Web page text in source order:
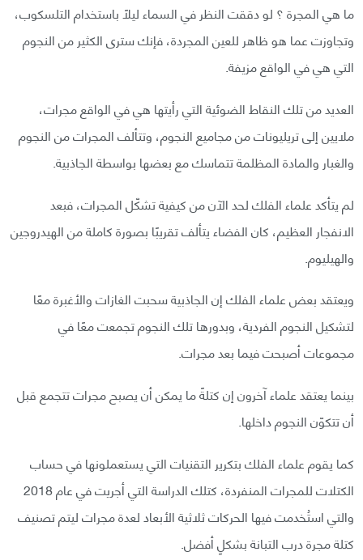
ما هي المجرة ؟ لو دققت النظر في السماء ليلًا باستخدام التلسكوب،
وتجاوزت عما هو ظاهر للعين المجردة، فإنك سترى الكثير من النجوم
التي هي في الواقع مزيفة.
العديد من تلك النقاط الضوئية التي رأيتها هي في الواقع مجرات،
ملايين إلى تريليونات من مجاميع النجوم، وتتألف المجرات من النجوم
والغبار والمادة المظلمة تتماسك مع بعضها بواسطة الجاذبية.
لم يتأكد علماء الفلك لحد الآن من كيفية تشكّل المجرات، فبعد
الانفجار العظيم، كان الفضاء يتألف تقريبًا بصورة كاملة من الهيدروجين
والهيليوم.
ويعتقد بعض علماء الفلك إن الجاذبية سحبت الغازات والأغبرة معًا
لتشكيل النجوم الفردية، وبدورها تلك النجوم تجمعت معًا في
مجموعات أصبحت فيما بعد مجرات.
بينما يعتقد علماء آخرون إن كتلةً ما يمكن أن يصبح مجرات تتجمع قبل
أن تتكوّن النجوم داخلها.
كما يقوم علماء الفلك بتكرير التقنيات التي يستعملونها في حساب
الكتلات للمجرات المنفردة، كتلك الدراسة التي أجريت في عام 2018
والتي استُخدمت فيها الحركات ثلاثية الأبعاد لعدة مجرات ليتم تصنيف
كتلة مجرة درب التبانة بشكلٍ أفضل.